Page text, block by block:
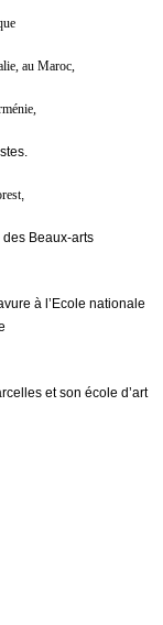
au Maroc,
,
Beaux-arts
à l’Ecole nationale
et son école d’art